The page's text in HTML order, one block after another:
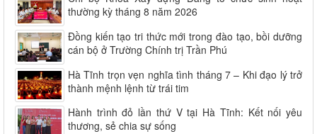
thường kỳ tháng 8 năm 2026
Đồng kiến tạo tri thức mới trong đào tạo, bồi dưỡng
cán bộ ở Trường Chính trị Trần Phú
Hà Tĩnh trọn vẹn nghĩa tình tháng 7 – Khi đạo lý trở
thành mệnh lệnh từ trái tim
Hành trình đỏ lần thứ V tại Hà Tĩnh: Kết nối yêu
thương, sẻ chia sự sống